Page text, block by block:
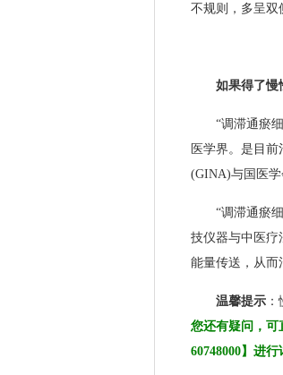
不规则，多呈双
如果得了慢性
“调滞通瘀细
医学界。是目
(GINA)与国医学
“调滞通瘀细
技仪器与中医疗
能量传送，从而
温馨提示
您还有疑问，可
60748000】进行